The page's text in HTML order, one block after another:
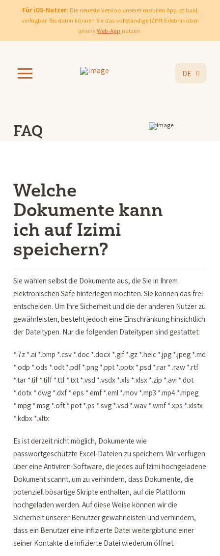
Für iOS-Nutzer: Die neueste Version unserer mobilen App ist bald
verfügbar. Bis dahin können Sie das vollständige IZIMI-Erlebnis über
unsereWeb-App nutzen.
DE
FAQ
Welche
Dokumente kann
ich auf Izimi
speichern?
Sie wählen selbst die Dokumente aus, die Sie in Ihrem
elektronischen Safe hinterlegen möchten. Sie können das frei
entscheiden. Um Ihre Sicherheit und die der anderen Nutzer zu
gewährleisten, besteht jedoch eine Einschränkung hinsichtlich
der Dateitypen. Nur die folgenden Dateitypen sind gestattet:
*.7z *.ai *.bmp *.csv *.doc *.docx *.gif *.gz *.heic *.jpg *.jpeg *.md
*.odp *.ods *.odt *.pdf *.png *.ppt *.pptx *.psd *.rar * .raw *.rtf
*.tar *.tif *.tiff *.ttf *.txt *.vsd *.vsdx *.xls *.xlsx *.zip *.avi *.dot
*.dotx *.dwg *.dxf *.eps *.emf *.eml *.mov *.mp3 *.mp4 *.mpeg
*.mpg *.msg *.oft *.pot *.ps *.svg *.vsd *.wav *.wmf *.xps *.xlstx
*.kdbx *.xltx
Es ist derzeit nicht möglich, Dokumente wie
passwortgeschützte Excel-Dateien zu speichern. Wir verfügen
über eine Antiviren-Software, die jedes auf Izimi hochgeladene
Dokument scannt, um zu verhindern, dass Dokumente, die
potenziell bösartige Skripte enthalten, auf die Plattform
hochgeladen werden. Auf diese Weise können wir die
Sicherheit unserer Benutzer gewährleisten und verhindern,
dass ein Benutzer eine infizierte Datei weitergibt und einer
seiner Kontakte die infizierte Datei wiederum öffnet.